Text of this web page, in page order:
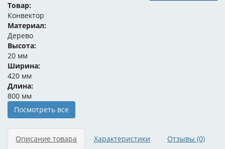
Товар:
Конвектор
Материал:
Дерево
Высота:
20 мм
Ширина:
420 мм
Длина:
800 мм
Посмотреть все
Описание товара Характеристики Отзывы (0)